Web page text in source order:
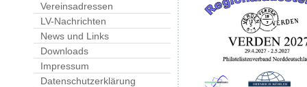
Vereinsadressen
LV-Nachrichten
News und Links
Downloads
Impressum
Datenschutzerklärung